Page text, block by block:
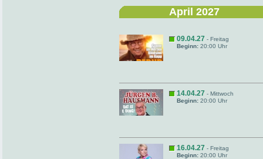
April 2027
09.04.27 - Freitag
Beginn: 20:00 Uhr
14.04.27 - Mittwoch
Beginn: 20:00 Uhr
16.04.27 - Freitag
Beginn: 20:00 Uhr